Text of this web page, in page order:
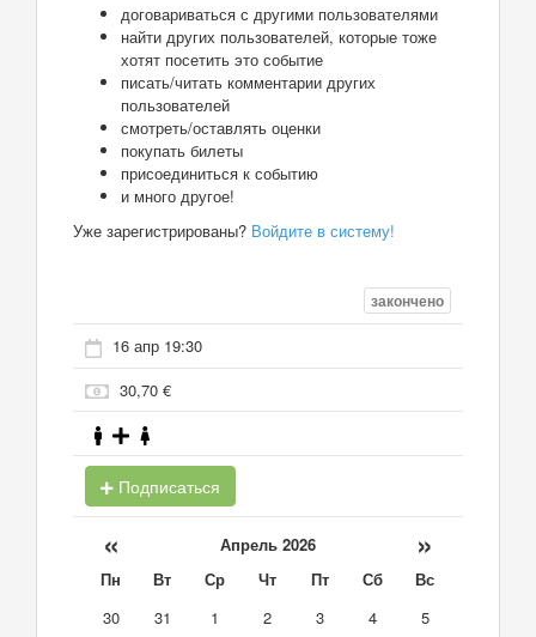
договариваться с другими пользователями
найти других пользователей, которые тоже
хотят посетить это событие
писать/читать комментарии других
пользователей
смотреть/оставлять оценки
покупать билеты
присоединиться к событию
и много другое!
Уже зарегистрированы? Войдите в систему!
закончено
16 апр 19:30
30,70 €
Подписаться
« Апрель 2026 »
Пн Вт Ср Чт Пт Сб
Вс
30
31 1 2 3 4
5